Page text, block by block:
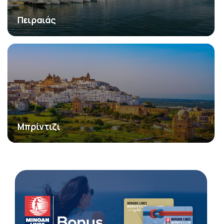
Πειραιάς
Μπρίντιζι